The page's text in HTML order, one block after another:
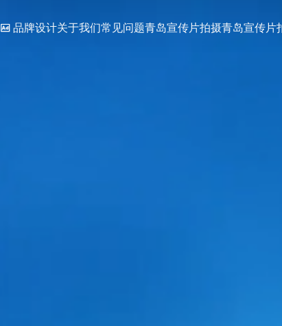
品牌设计关于我们常见问题青岛宣传片拍摄青岛宣传片